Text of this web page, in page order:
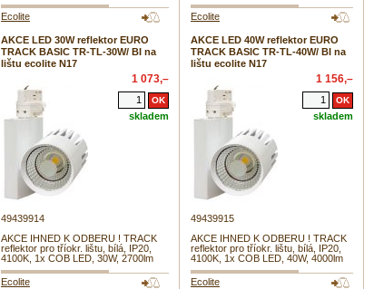
Ecolite
AKCE LED 30W reflektor EURO
TRACK BASIC TR-TL-30W/ BI na
lištu ecolite N17
1 073,–
skladem
49439914
AKCE IHNED K ODBERU ! TRACK
reflektor pro tříokr. lištu, bílá, IP20,
4100K, 1x COB LED, 30W, 2700lm
Ecolite
AKCE LED 40W reflektor EURO
TRACK BASIC TR-TL-40W/ BI na
lištu ecolite N17
1 156,–
skladem
49439915
AKCE IHNED K ODBERU ! TRACK
reflektor pro tříokr. lištu, bílá, IP20,
4100K, 1x COB LED, 40W, 4000lm
Ecolite Ecolite